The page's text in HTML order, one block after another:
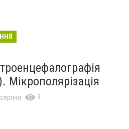
Мікрополярізація
9